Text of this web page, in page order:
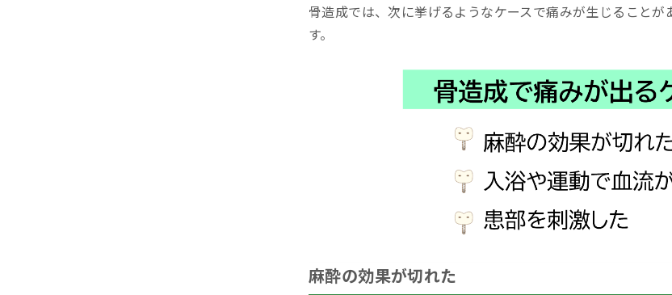
骨造成では、次に挙げるようなケースで痛みが生じること
す。
麻酔の効果が切れた